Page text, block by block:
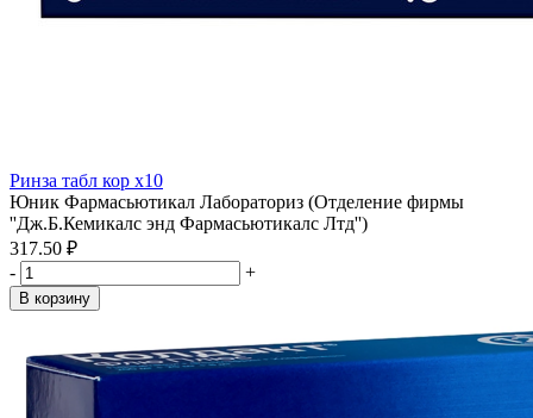
Ринза табл кор x10
Юник Фармасьютикал Лабораториз (Отделение фирмы
''Дж.Б.Кемикалс энд Фармасьютикалс Лтд'')
317.50 ₽
-
+
В корзину